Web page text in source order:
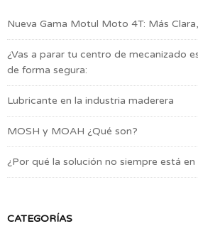
Nueva Gama Motul Moto 4T: Más
¿Vas a parar tu centro de mecanizado
de forma segura:
Lubricante en la industria maderera
MOSH y MOAH ¿Qué son?
¿Por qué la solución no siempre está
CATEGORÍAS